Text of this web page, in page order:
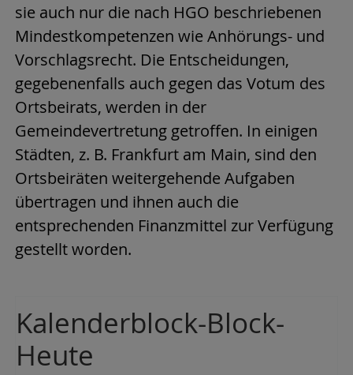
sie auch nur die nach HGO beschriebenen
Mindestkompetenzen wie Anhörungs- und
Vorschlagsrecht. Die Entscheidungen,
gegebenenfalls auch gegen das Votum des
Ortsbeirats, werden in der
Gemeindevertretung getroffen. In einigen
Städten, z. B. Frankfurt am Main, sind den
Ortsbeiräten weitergehende Aufgaben
übertragen und ihnen auch die
entsprechenden Finanzmittel zur Verfügung
gestellt worden.
Kalenderblock-Block-
Heute